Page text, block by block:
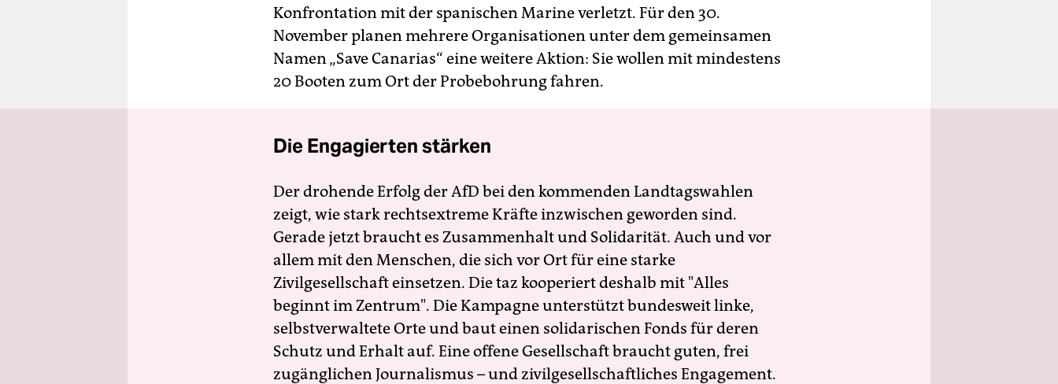
Konfrontation mit der spanischen Marine verletzt. Für den 30.
November planen mehrere Organisationen unter dem gemeinsamen
Namen „Save Canarias“ eine weitere Aktion: Sie wollen mit mindestens
20 Booten zum Ort der Probebohrung fahren.
Die Engagierten stärken
Der drohende Erfolg der AfD bei den kommenden Landtagswahlen
zeigt, wie stark rechtsextreme Kräfte inzwischen geworden sind.
Gerade jetzt braucht es Zusammenhalt und Solidarität. Auch und vor
allem mit den Menschen, die sich vor Ort für eine starke
Zivilgesellschaft einsetzen. Die taz kooperiert deshalb mit "Alles
beginnt im Zentrum". Die Kampagne unterstützt bundesweit linke,
selbstverwaltete Orte und baut einen solidarischen Fonds für deren
Schutz und Erhalt auf. Eine offene Gesellschaft braucht guten, frei
zugänglichen Journalismus – und zivilgesellschaftliches Engagement.